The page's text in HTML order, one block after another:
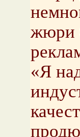
жюри
«Я